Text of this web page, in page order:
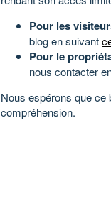
Pour les
blog en suivant
Pour le
nous contacter
Nous espérons que ce
compréhension.